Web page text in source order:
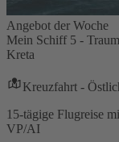
Angebot der Woche
Mein Schiff 5 -
Kreta
Kreuzfahrt -
15-tägige Flugreise
VP/AI